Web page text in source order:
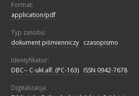
Format:
application/pdf
Typ zasobu:
dokument piśmienniczy czasopismo
Identyfikator:
DBC-- C-ukł.alf. (PC-163) ISSN 0942-7678
Digitalizacja: